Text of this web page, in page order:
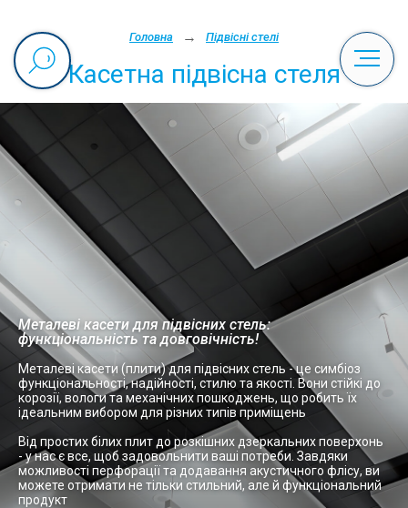
Головна → Підвісні стелі
Касетна підвісна стеля
Металеві касети для підвісних стель:
функціональність та довговічність!
Металеві касети (плити) для підвісних стель - це симбіоз
функціональності, надійності, стилю та якості. Вони стійкі до
корозії, вологи та механічних пошкоджень, що робить їх
ідеальним вибором для різних типів приміщень
Від простих білих плит до розкішних дзеркальних поверхонь
- у нас є все, щоб задовольнити ваші потреби. Завдяки
можливості перфорації та додавання акустичного флісу, ви
можете отримати не тільки стильний, але й функціональний
продукт